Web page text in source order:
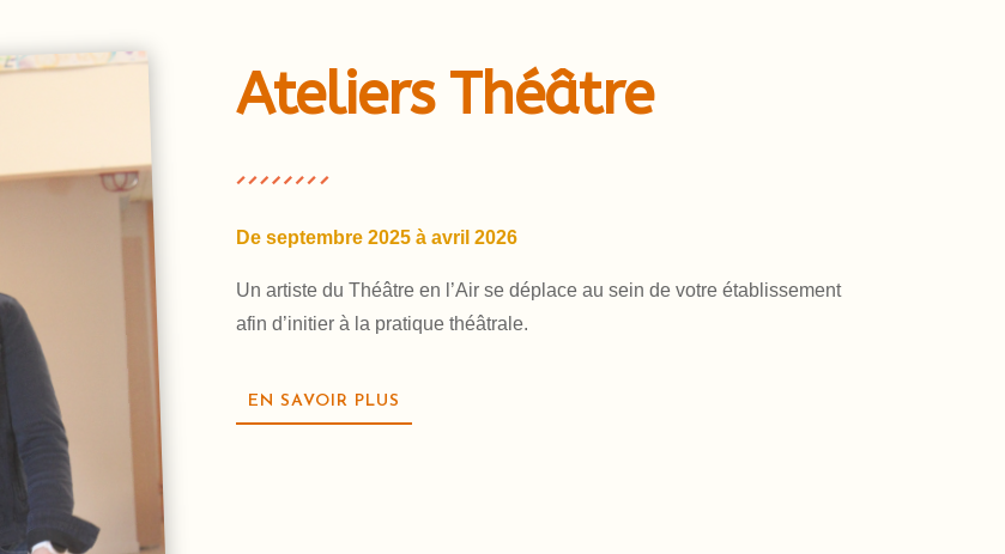
Ateliers Théâtre
De septembre 2025 à avril 2026
Un artiste du Théâtre en l’Air se déplace au sein de votre établissement
afin d’initier à la pratique théâtrale.
EN SAVOIR PLUS